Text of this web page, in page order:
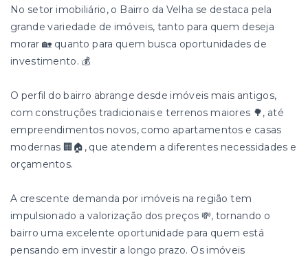
No setor imobiliário, o Bairro da Velha se destaca pela
grande variedade de imóveis, tanto para quem deseja
morar 🏡 quanto para quem busca oportunidades de
investimento. 💰
O perfil do bairro abrange desde imóveis mais antigos,
com construções tradicionais e terrenos maiores 🌳, até
empreendimentos novos, como apartamentos e casas
modernas 🏢🏠, que atendem a diferentes necessidades e
orçamentos.
A crescente demanda por imóveis na região tem
impulsionado a valorização dos preços 💸, tornando o
bairro uma excelente oportunidade para quem está
pensando em investir a longo prazo. Os imóveis